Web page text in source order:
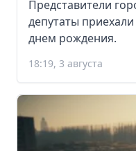
Представители
депутаты
днем рождения.
18:19, 3 августа